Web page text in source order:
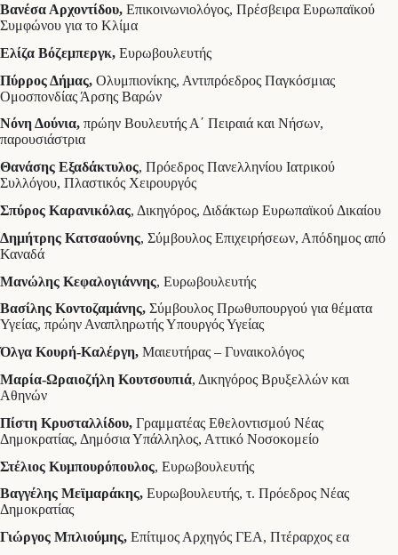
Βανέσα Αρχοντίδου, Επικοινωνιολόγος, Πρέσβειρα Ευρωπαϊκού
Συμφώνου για το Κλίμα
Ελίζα Βόζεμπεργκ, Ευρωβουλευτής
Πύρρος Δήμας, Ολυμπιονίκης, Αντιπρόεδρος Παγκόσμιας
Ομοσπονδίας Άρσης Βαρών
Νόνη Δούνια, πρώην Βουλευτής Α΄ Πειραιά και Νήσων,
παρουσιάστρια
Θανάσης Εξαδάκτυλος, Πρόεδρος Πανελληνίου Ιατρικού
Συλλόγου, Πλαστικός Χειρουργός
Σπύρος Καρανικόλας, Δικηγόρος, Διδάκτωρ Ευρωπαϊκού Δικαίου
Δημήτρης Κατσαούνης, Σύμβουλος Επιχειρήσεων, Απόδημος από
Καναδά
Μανώλης Κεφαλογιάννης, Ευρωβουλευτής
Βασίλης Κοντοζαμάνης, Σύμβουλος Πρωθυπουργού για θέματα
Υγείας, πρώην Αναπληρωτής Υπουργός Υγείας
Όλγα Κουρή-Καλέργη, Μαιευτήρας – Γυναικολόγος
Μαρία-Ωραιοζήλη Κουτσουπιά, Δικηγόρος Βρυξελλών και
Αθηνών
Πίστη Κρυσταλλίδου, Γραμματέας Εθελοντισμού Νέας
Δημοκρατίας, Δημόσια Υπάλληλος, Αττικό Νοσοκομείο
Στέλιος Κυμπουρόπουλος, Ευρωβουλευτής
Βαγγέλης Μεϊμαράκης, Ευρωβουλευτής, τ. Πρόεδρος Νέας
Δημοκρατίας
Γιώργος Μπλιούμης, Επίτιμος Αρχηγός ΓΕΑ, Πτέραρχος εα